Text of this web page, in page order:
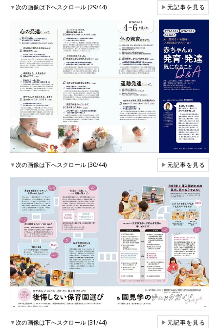
▼次の画像は下へスクロール (29/44) ▶元記事を見る
▼次の画像は下へスクロール (30/44) ▶元記事を見る
▼次の画像は下へスクロール (31/44) ▶元記事を見る